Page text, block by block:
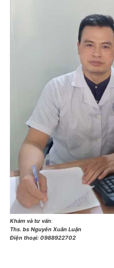
Khám và tư vấn:
Ths. bs Nguyễn Xuân Luận
Điện thoại: 0988922702